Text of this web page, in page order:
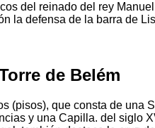
del reinado del rey
la defensa de la barra de
de Belém
(pisos), que consta de una
y una Capilla. del siglo